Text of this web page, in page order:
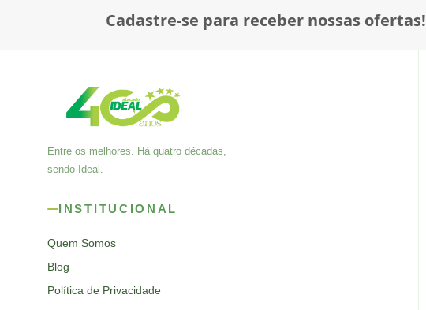
Cadastre-se para receber nossas ofertas!
Entre os melhores. Há quatro décadas,
sendo Ideal.
INSTITUCIONAL
Quem Somos
Blog
Política de Privacidade